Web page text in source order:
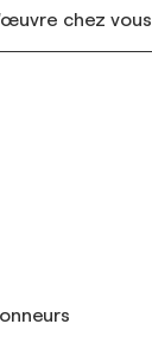
chez vous